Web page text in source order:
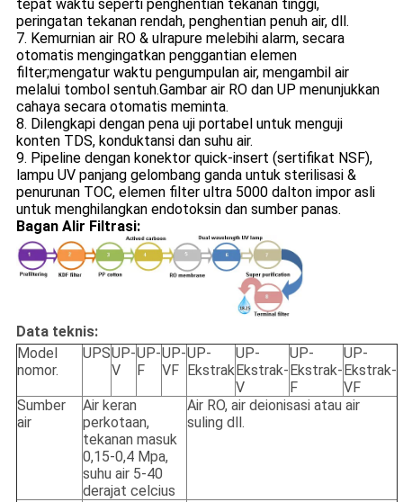
tepat waktu seperti penghentian tekanan tinggi,
peringatan tekanan rendah, penghentian penuh air, dll.
7. Kemurnian air RO & ulrapure melebihi alarm, secara
otomatis mengingatkan penggantian elemen
filter;mengatur waktu pengumpulan air, mengambil air
melalui tombol sentuh.Gambar air RO dan UP menunjukkan
cahaya secara otomatis meminta.
8. Dilengkapi dengan pena uji portabel untuk menguji
konten TDS, konduktansi dan suhu air.
9. Pipeline dengan konektor quick-insert (sertifikat NSF),
lampu UV panjang gelombang ganda untuk sterilisasi &
penurunan TOC, elemen filter ultra 5000 dalton impor asli
untuk menghilangkan endotoksin dan sumber panas.
Bagan Alir Filtrasi:
Data teknis:
Model
nomor.
UPSUP-
V
UP-
F
UP-
VF
UP-
Ekstrak
UP-
Ekstrak-
V
UP-
Ekstrak-
F
UP-
Ekstrak-
VF
Sumber
air
Air keran
perkotaan,
tekanan masuk
0,15-0,4 Mpa,
suhu air 5-40
derajat celcius
Air RO, air deionisasi atau air
suling dll.